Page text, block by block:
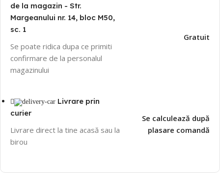
de la magazin - Str.
Margeanului nr. 14, bloc M50,
sc. 1
Se poate ridica dupa ce primiti
confirmare de la personalul
magazinului
Gratuit
Livrare prin
curier
Livrare direct la tine acasă sau la
birou
Se calculează după
plasare comandă